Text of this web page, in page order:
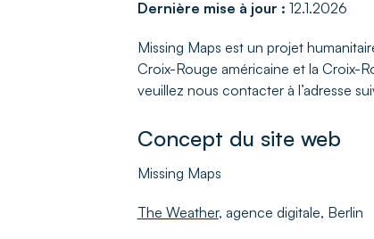
Dernière mise à jour : 12.1.2026
Missing Maps est un projet
Croix-Rouge américaine et la Croix-
veuillez nous contacter à l’adresse
Concept du site web
Missing Maps
The Weather, agence digitale, Berlin